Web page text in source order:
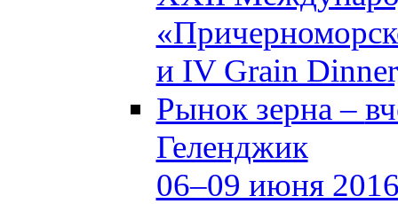
и IV Grain
Рынок зерна –
Геленджик
06–09 июня